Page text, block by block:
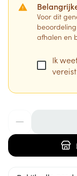
Voor dit
afhalen en
Ik